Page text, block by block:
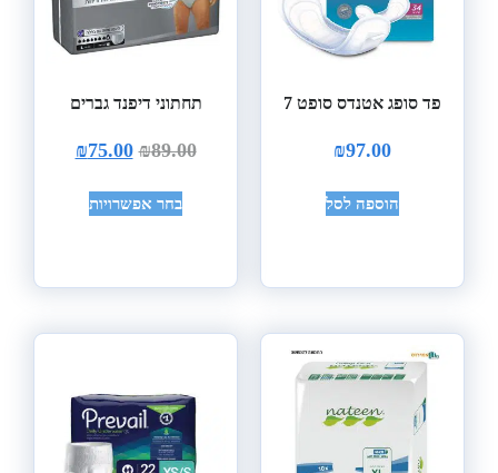
פד סופג אטנדס סופט 7
₪97.00
הוספה לסל
תחתוני דיפנד גברים
₪89.00
₪75.00
בחר אפשרויות